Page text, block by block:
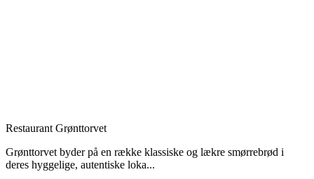
Restaurant Grønttorvet
Grønttorvet byder på en række klassiske og lækre smørrebrød i
deres hyggelige, autentiske loka...